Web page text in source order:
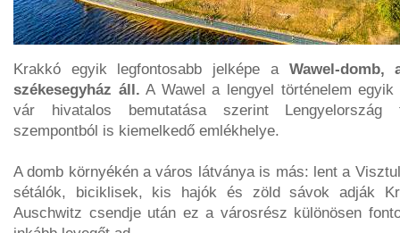
Krakkó egyik legfontosabb jelképe a Wawel-
székesegyház áll. A Wawel a lengyel történelem
vár hivatalos bemutatása szerint Lengyelország
szempontból is kiemelkedő emlékhelye.
A domb környékén a város látványa is más: lent a
sétálók, biciklisek, kis hajók és zöld sávok adják
Auschwitz csendje után ez a városrész különösen